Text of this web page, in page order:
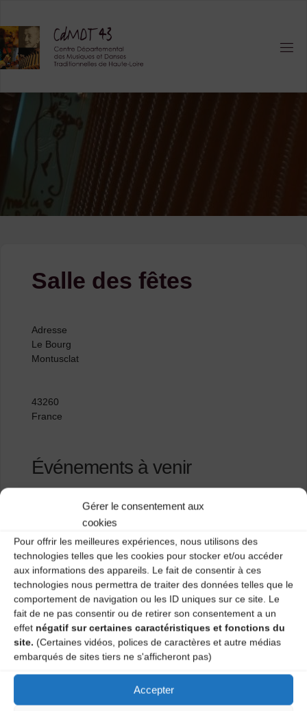
Gérer le consentement aux
cookies
Pour offrir les meilleures expériences, nous utilisons des
technologies telles que les cookies pour stocker et/ou accéder
aux informations des appareils. Le fait de consentir à ces
technologies nous permettra de traiter des données telles que le
comportement de navigation ou les ID uniques sur ce site. Le
fait de ne pas consentir ou de retirer son consentement a un
effet négatif sur certaines caractéristiques et fonctions du
site. (Certaines vidéos, polices de caractères et autre médias
embarqués de sites tiers ne s'afficheront pas)
Accepter
content
Salle des fêtes
Adresse
Le Bourg
Montusclat
43260
France
Événements à venir
<li>Aucun événement à cet emplacement</li>
Centre de la Margeride
Laisser un
commentaire
obligatoires sont indiqués avec*